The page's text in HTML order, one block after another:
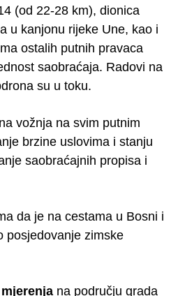
(od 22-28 km), dionica
u kanjonu rijeke Une, kao i
ostalih putnih pravaca
saobraćaja. Radovi na
su u toku.
vožnja na svim putnim
brzine uslovima i stanju
saobraćajnih propisa i
da je na cestama u Bosni i
posjedovanje zimske
na području grada